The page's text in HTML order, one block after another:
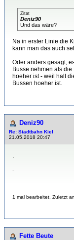
Zitat
Deniz90
Und das wäre?
Na in erster Linie die
kann man das auch
Oder anders gesagt,
Busse nehmen als
hoeher ist - weil halt
Bussen hoeher ist.
Deniz90
Re: Stadtbahn Kiel
21.05.2018 20:47
.
-
1 mal bearbeitet. Zuletzt
Fette Beute